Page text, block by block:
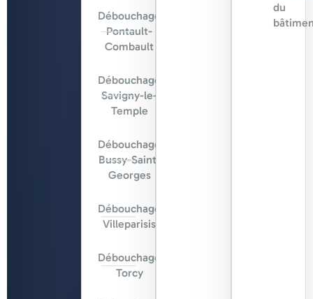
Débouchage
Pontault-
Combault
Débouchage
Savigny-le-
Temple
Débouchage
Bussy-Saint-
Georges
Débouchage
Villeparisis
Débouchage
Torcy
du